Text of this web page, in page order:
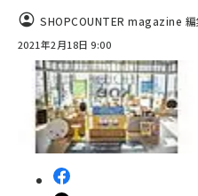
SHOPCOUNTER magazine 編
2021年2月18日 9:00